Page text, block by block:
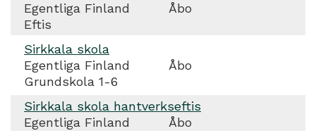
Egentliga Finland
Åbo
Eftis
Sirkkala skola
Egentliga Finland
Åbo
Grundskola 1-6
Sirkkala skola hantverkseftis
Egentliga Finland
Åbo